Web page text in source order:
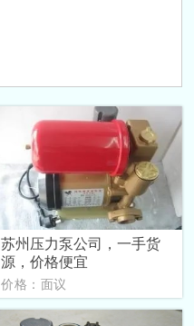
苏州压力泵公司，一手货
源，价格便宜
价格：面议